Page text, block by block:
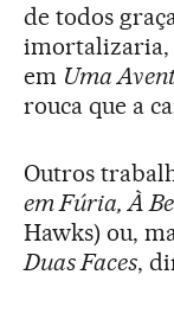
de todos
imortalizaria,
em Uma
rouca que a
Outros
em Fúria, À
Hawks) ou,
Duas Faces,